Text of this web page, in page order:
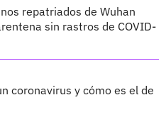
repatriados de Wuhan
sin rastros de COVID-
coronavirus y cómo es el de